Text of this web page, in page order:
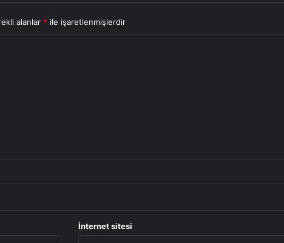
alanlar * ile işaretlenmişlerdir
İnternet sitesi